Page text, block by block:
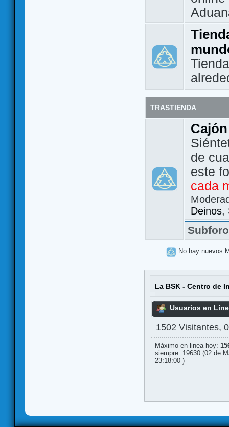
TRASTIENDA
de
este
cada
Deinos,
No hay nuevos
La BSK - Centro de
Usuarios en
1502 Visitantes,
Máximo en linea hoy:
siempre: 19630 (02 de
23:18:00 )